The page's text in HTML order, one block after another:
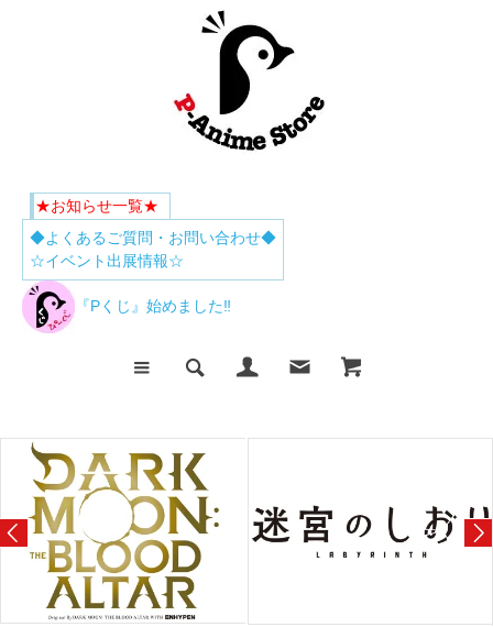
★お知らせ一覧★
◆よくあるご質問・お問い合わせ◆
☆イベント出展情報☆
『Pくじ』始めました‼